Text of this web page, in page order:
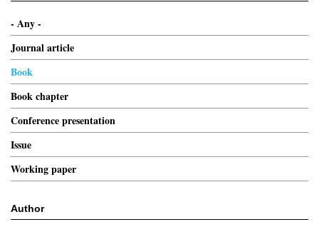
- Any -
Journal article
Book
Book chapter
Conference presentation
Issue
Working paper
Author